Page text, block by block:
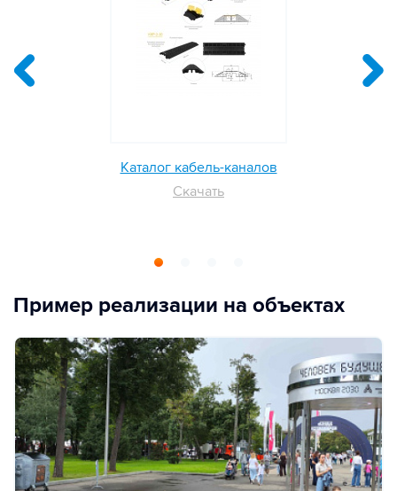
Каталог кабель-каналов
Скачать
Пример реализации на объектах